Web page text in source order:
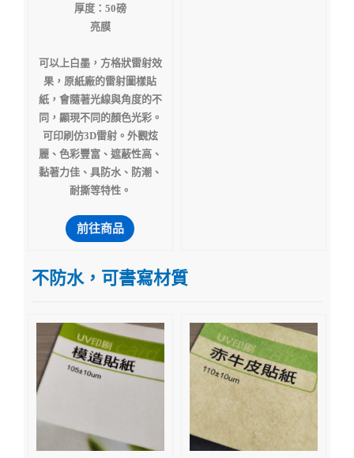
厚度：50磅
亮膜
可以上白墨，方格狀雷射效
果，原紙廠的雷射圖樣貼
紙，會隨著光線與角度的不
同，顯現不同的顏色光彩。
可印刷仿3D雷射。外觀炫
麗、色彩豐富、遮蔽性高、
黏著力佳、具防水、防潮、
耐撕等特性。
前往商品
不防水，可書寫材質